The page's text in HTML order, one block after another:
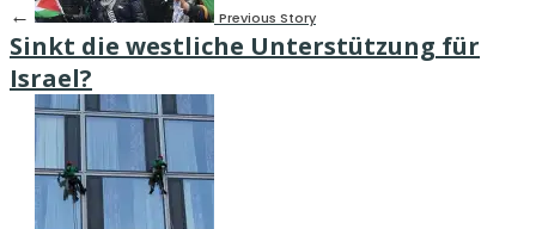
← Previous Story
Sinkt die westliche Unterstützung für
Israel?